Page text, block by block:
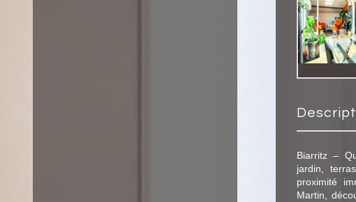
Biarritz –
jardin,
proximité
Martin,